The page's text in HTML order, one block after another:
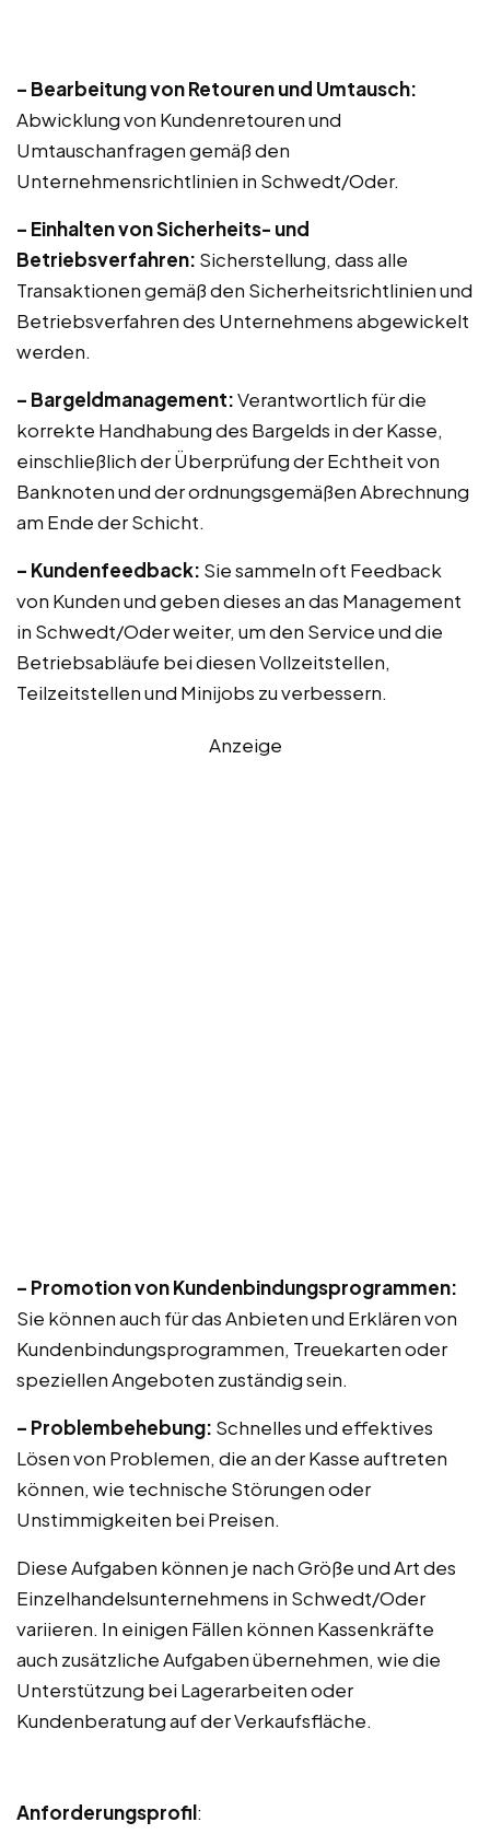
– Bearbeitung von Retouren und Umtausch:
Abwicklung von Kundenretouren und
Umtauschanfragen gemäß den
Unternehmensrichtlinien in Schwedt/Oder.
– Einhalten von Sicherheits- und
Betriebsverfahren: Sicherstellung, dass alle
Transaktionen gemäß den Sicherheitsrichtlinien und
Betriebsverfahren des Unternehmens abgewickelt
werden.
– Bargeldmanagement:Verantwortlich für die
korrekte Handhabung des Bargelds in der Kasse,
einschließlich der Überprüfung der Echtheit von
Banknoten und der ordnungsgemäßen Abrechnung
am Ende der Schicht.
– Kundenfeedback: Sie sammeln oft Feedback
von Kunden und geben dieses an das Management
in Schwedt/Oder weiter, um den Service und die
Betriebsabläufe bei diesen Vollzeitstellen,
Teilzeitstellen und Minijobs zu verbessern.
Anzeige
– Promotion von Kundenbindungsprogrammen:
Sie können auch für das Anbieten und Erklären von
Kundenbindungsprogrammen, Treuekarten oder
speziellen Angeboten zuständig sein.
– Problembehebung: Schnelles und effektives
Lösen von Problemen, die an der Kasse auftreten
können, wie technische Störungen oder
Unstimmigkeiten bei Preisen.
Diese Aufgaben können je nach Größe und Art des
Einzelhandelsunternehmens in Schwedt/Oder
variieren. In einigen Fällen können Kassenkräfte
auch zusätzliche Aufgaben übernehmen, wie die
Unterstützung bei Lagerarbeiten oder
Kundenberatung auf der Verkaufsfläche.
Anforderungsprofil: